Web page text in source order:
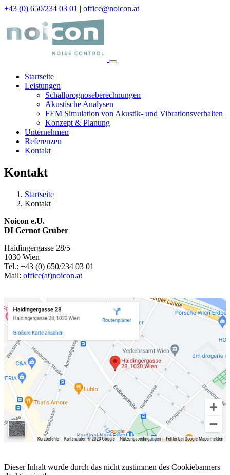
+43 (0) 650/234 03 01 | office@noicon.at
Startseite
Leistungen
Schallprognoseberechnungen
Akustische Analysen
FEM Simulation von Akustik- und Vibrationsverhalten
Konzept & Planung
Unternehmen
Referenzen
Kontakt
Kontakt
Startseite
Kontakt
Noicon e.U.
DI Gernot Gruber
Haidingergasse 28/5
1030 Wien
Tel.: +43 (0) 650/234 03 01
Mail: office(at)noicon.at
Dieser Inhalt wurde durch das nicht zustimmen des Cookiebanners